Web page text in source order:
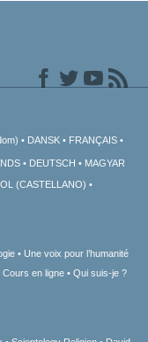
DANSK FRANÇAIS
DEUTSCH
MAGYAR
(CASTELLANO)
Une voix pour l’humanité
Cours en ligne
Qui suis-je ?